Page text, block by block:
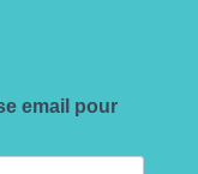
email pour